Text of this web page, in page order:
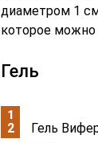
диаметром 1
которое можно
Гель
Гель